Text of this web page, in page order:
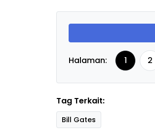
Halaman: 1 2
Tag Terkait:
Bill Gates